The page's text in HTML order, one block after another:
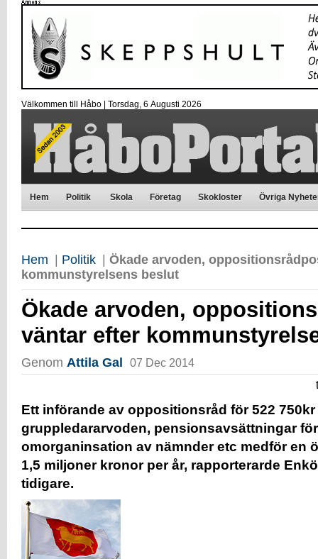
Välkommen till Håbo | Torsdag, 6 Αugusti 2026
Hem Politik Skola Företag Skokloster Övriga
Hem Politik
Ökade arvoden,
kommunstyrelsens beslut
Ökade arvoden,
väntar efter
Genom Attila Gal
07 Dec 2014
Ett införande av oppositionsråd för 522 750kr
gruppledararvoden, pensionsavsättningar
omorganinsation av nämnder etc medför en
1,5 miljoner kronor per år, rapporterarde
tidigare.